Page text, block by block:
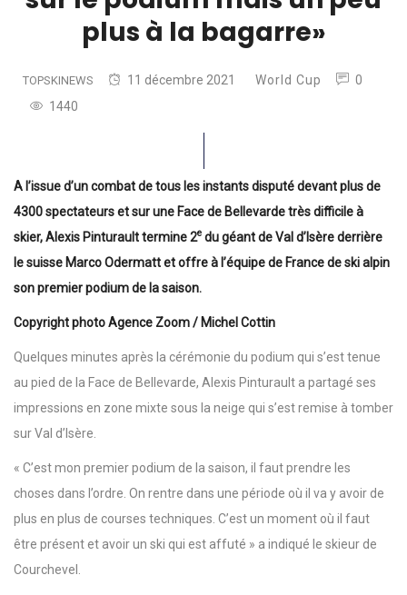
plus à la bagarre»
TOPSKINEWS 11 décembre 2021 World Cup
0
1440
A l’issue d’un combat de tous les instants disputé devant plus de
4300 spectateurs et sur une Face de Bellevarde très difficile à
skier, Alexis Pinturault termine 2e du géant de Val d’Isère derrière
le suisse Marco Odermatt et offre à l’équipe de France de ski alpin
son premier podium de la saison.
Copyright photo Agence Zoom / Michel Cottin
Quelques minutes après la cérémonie du podium qui s’est tenue
au pied de la Face de Bellevarde, Alexis Pinturault a partagé ses
impressions en zone mixte sous la neige qui s’est remise à tomber
sur Val d’Isère.
« C’est mon premier podium de la saison, il faut prendre les
choses dans l’ordre. On rentre dans une période où il va y avoir de
plus en plus de courses techniques. C’est un moment où il faut
être présent et avoir un ski qui est affuté » a indiqué le skieur de
Courchevel.